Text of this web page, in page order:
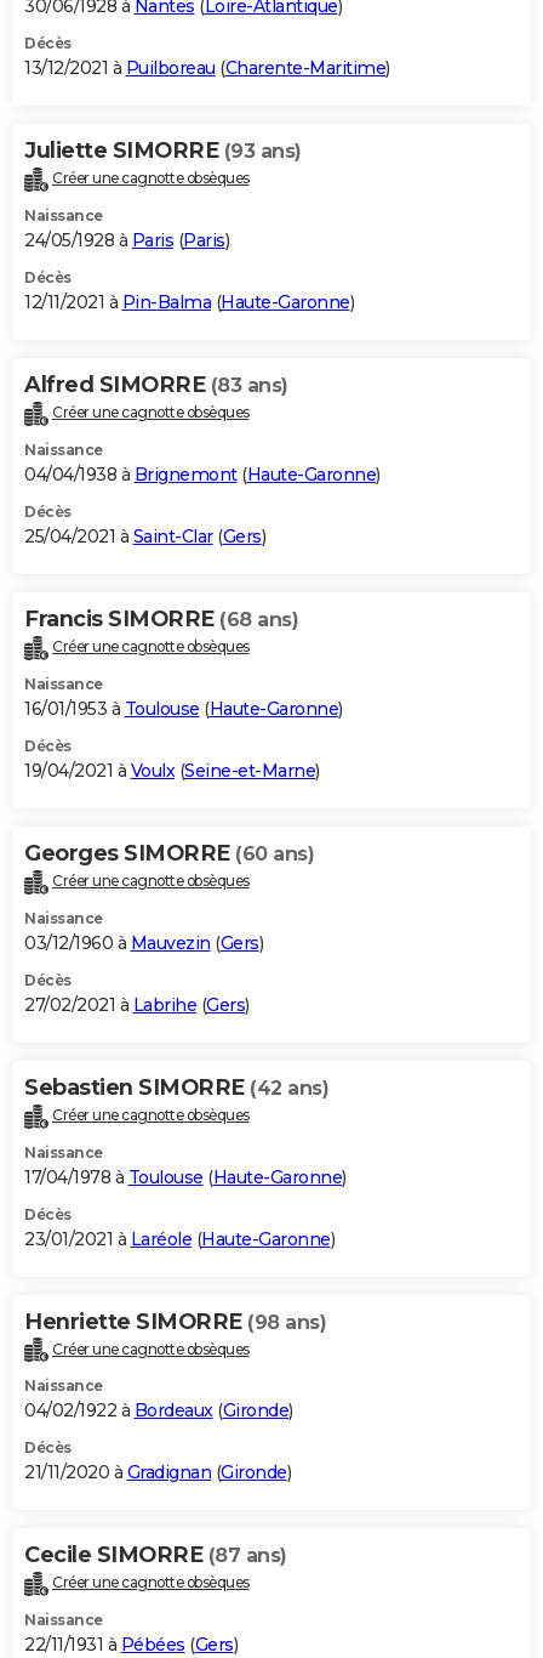
30/06/1928 à Nantes ( Loire-Atlantique)
Décès
13/12/2021 à Puilboreau (Charente-Maritime)
Juliette SIMORRE (93 ans)
Créer une cagnotte obsèques
Naissance
24/05/1928 à Paris (Paris)
Décès
12/11/2021 à Pin-Balma (Haute-Garonne)
Alfred SIMORRE (83 ans)
Créer une cagnotte obsèques
Naissance
04/04/1938 à Brignemont(Haute-Garonne)
Décès
25/04/2021 à Saint-Clar(Gers)
Francis SIMORRE (68 ans)
Créer une cagnotte obsèques
Naissance
16/01/1953 à Toulouse (Haute-Garonne)
Décès
19/04/2021 à Voulx(Seine-et-Marne)
Georges SIMORRE (60 ans)
Créer une cagnotte obsèques
Naissance
03/12/1960 à Mauvezin (Gers)
Décès
27/02/2021 à Labrihe (Gers)
Sebastien SIMORRE (42 ans)
Créer une cagnotte obsèques
Naissance
17/04/1978 à Toulouse (Haute-Garonne)
Décès
23/01/2021 à Laréole (Haute-Garonne)
Henriette SIMORRE (98 ans)
Créer une cagnotte obsèques
Naissance
04/02/1922 à Bordeaux(Gironde)
Décès
21/11/2020 à Gradignan (Gironde)
Cecile SIMORRE (87 ans)
Créer une cagnotte obsèques
Naissance
22/11/1931 à Pébées (Gers)